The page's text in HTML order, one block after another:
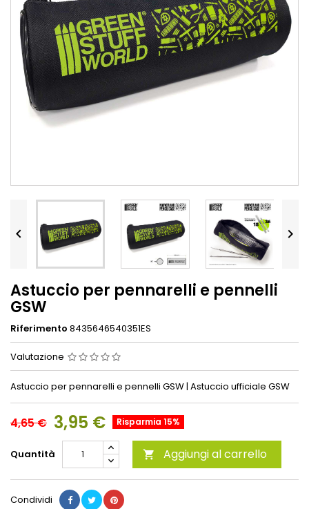
 
Astuccio per pennarelli e pennelli
GSW
Riferimento 8435646540351ES
Valutazione
Astuccio per pennarelli e pennelli GSW | Astuccio ufficiale GSW
4,65 € 3,95 € Risparmia 15%
Quantità  Aggiungi al carrello
Condividi